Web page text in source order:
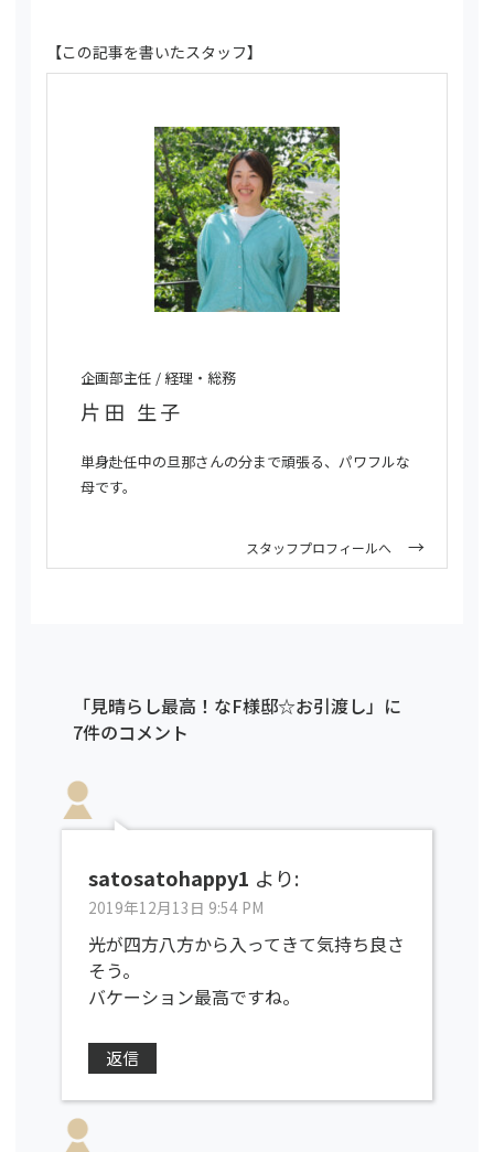
【この記事を書いたスタッフ】
企画部主任 / 経理・総務
片田 生子
単身赴任中の旦那さんの分まで頑張る、パワフルな
母です。
スタッフプロフィールへ
「見晴らし最高！なF様邸☆お引渡し」に
7件のコメント
satosatohappy1 より:
2019年12月13日 9:54 PM
光が四方八方から入ってきて気持ち良さ
そう。
バケーション最高ですね。
返信